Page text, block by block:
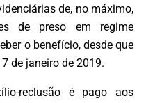
de, no máximo,
de preso em regime
o benefício, desde que
de janeiro de 2019.
reclusão é pago aos